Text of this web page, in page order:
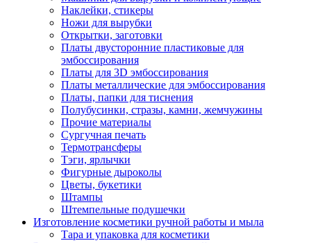
Наклейки, стикеры
Ножи для вырубки
Открытки, заготовки
Платы двусторонние пластиковые для
эмбоссирования
Платы для 3D эмбоссирования
Платы металлические для эмбоссирования
Платы, папки для тиснения
Полубусинки, стразы, камни, жемчужины
Прочие материалы
Сургучная печать
Термотрансферы
Тэги, ярлычки
Фигурные дыроколы
Цветы, букетики
Штампы
Штемпельные подушечки
Изготовление косметики ручной работы и мыла
Тара и упаковка для косметики